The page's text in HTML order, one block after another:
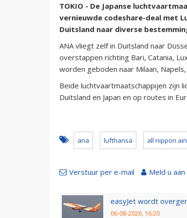
TOKIO - De Japanse
vernieuwde codeshare-deal met
Duitsland naar diverse
ANA vliegt zelf in Duitsland naar
overstappen richting Bari, Catania,
worden geboden naar Milaan,
Beide luchtvaartmaatschappijen zijn
Duitsland en Japan en op routes in
ana lufthansa all nippon
Verstuur per e-mail Meld u
easyJet wordt
06-08-2026, 16:20